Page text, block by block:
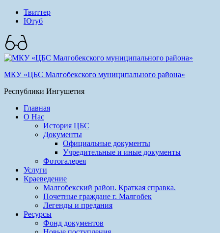
Твиттер
Ютуб
МКУ «ЦБС Малгобекского муниципального района»
Республики Ингушетия
Главная
О Нас
История ЦБС
Документы
Официальные документы
Учредительные и иные документы
Фотогалерея
Услуги
Краеведение
Малгобекский район. Краткая справка.
Почетные граждане г. Малгобек
Легенды и предания
Ресурсы
Фонд документов